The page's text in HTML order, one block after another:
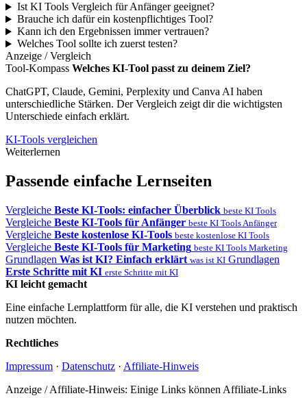
Ist KI Tools Vergleich für Anfänger geeignet?
Brauche ich dafür ein kostenpflichtiges Tool?
Kann ich den Ergebnissen immer vertrauen?
Welches Tool sollte ich zuerst testen?
Anzeige / Vergleich
Tool-Kompass Welches KI-Tool passt zu deinem Ziel?
ChatGPT, Claude, Gemini, Perplexity und Canva AI haben
unterschiedliche Stärken. Der Vergleich zeigt dir die wichtigsten
Unterschiede einfach erklärt.
KI-Tools vergleichen
Weiterlernen
Passende einfache Lernseiten
Vergleiche Beste KI-Tools: einfacher Überblick beste KI Tools
Vergleiche Beste KI-Tools für Anfänger beste KI Tools Anfänger
Vergleiche Beste kostenlose KI-Tools beste kostenlose KI Tools
Vergleiche Beste KI-Tools für Marketing beste KI Tools Marketing
Grundlagen Was ist KI? Einfach erklärt was ist KI Grundlagen
Erste Schritte mit KI erste Schritte mit KI
KI leicht gemacht
Eine einfache Lernplattform für alle, die KI verstehen und praktisch
nutzen möchten.
Rechtliches
Impressum · Datenschutz · Affiliate-Hinweis
Anzeige / Affiliate-Hinweis: Einige Links können Affiliate-Links